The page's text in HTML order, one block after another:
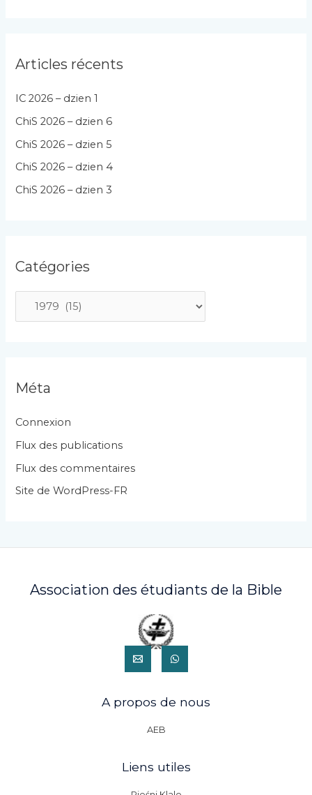
Articles récents
IC 2026 – dzien 1
ChiS 2026 – dzien 6
ChiS 2026 – dzien 5
ChiS 2026 – dzien 4
ChiS 2026 – dzien 3
Catégories
a
g
r
i
e
Méta
Connexion
Flux des publications
Flux des commentaires
Site de WordPress-FR
Association des étudiants de la Bible
A propos de nous
AEB
Liens utiles